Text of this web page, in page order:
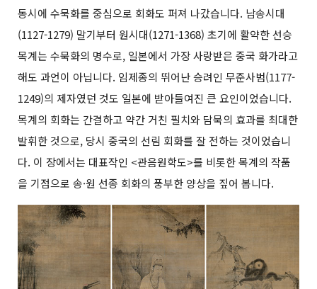
동시에 수묵화를 중심으로 회화도 퍼져 나갔습니다. 남송시대
(1127-1279) 말기부터 원시대(1271-1368) 초기에 활약한 선승
목계는 수묵화의 명수로, 일본에서 가장 사랑받은 중국 화가라고
해도 과언이 아닙니다. 임제종의 뛰어난 승려인 무준사범(1177-
1249)의 제자였던 것도 일본에 받아들여진 큰 요인이었습니다.
목계의 회화는 간결하고 약간 거친 필치와 담묵의 효과를 최대한
발휘한 것으로, 당시 중국의 선림 회화를 잘 전하는 것이었습니
다. 이 장에서는 대표작인 <관음원학도>를 비롯한 목계의 작품
을 기점으로 송·원 선종 회화의 풍부한 양상을 짚어 봅니다.